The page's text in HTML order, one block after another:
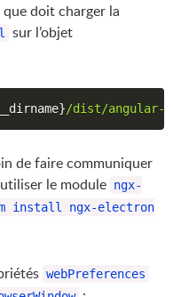
doit charger la
sur l’objet
__dirname}/dist/angular-
de faire communiquer
le module ngx-
install ngx-electron
webPreferences